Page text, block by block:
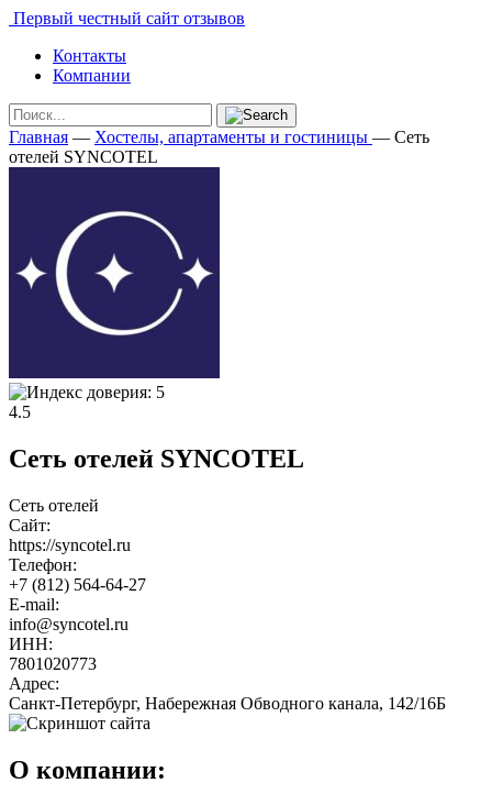
Первый честный сайт отзывов
Контакты
Компании
Главная — Хостелы, апартаменты и гостиницы — Сеть
отелей SYNCOTEL
4.5
Сеть отелей SYNCOTEL
Сеть отелей
Сайт:
https://syncotel.ru
Телефон:
+7 (812) 564-64-27
E-mail:
info@syncotel.ru
ИНН:
7801020773
Адрес:
Санкт-Петербург, Набережная Обводного канала, 142/16Б
О компании: